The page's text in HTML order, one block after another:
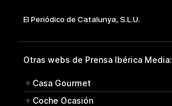
Otras webs de Prensa Ibérica Media:
Casa Gourmet
Coche Ocasión